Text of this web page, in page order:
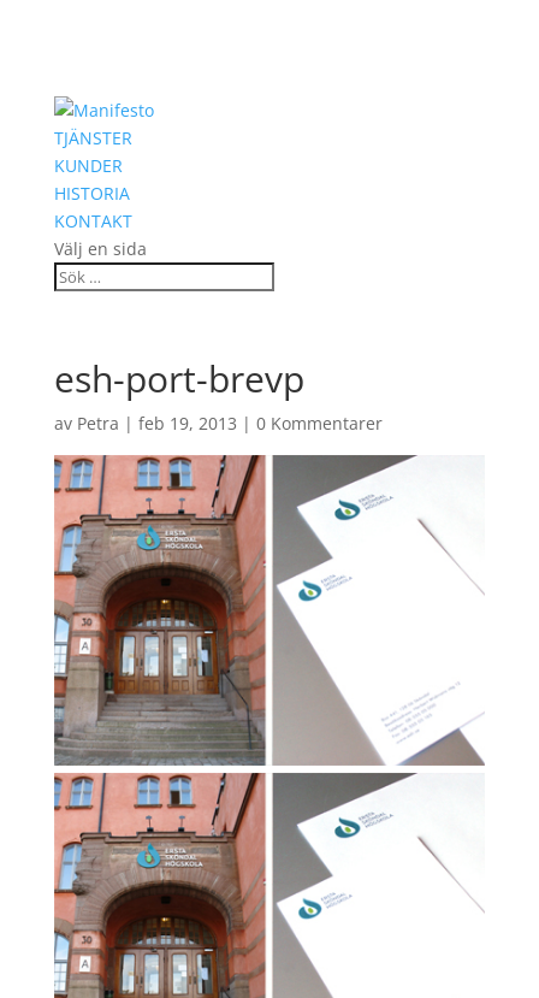
TJÄNSTER
KUNDER
HISTORIA
KONTAKT
Välj en sida
esh-port-brevp
av Petra | feb 19, 2013 | 0 Kommentarer